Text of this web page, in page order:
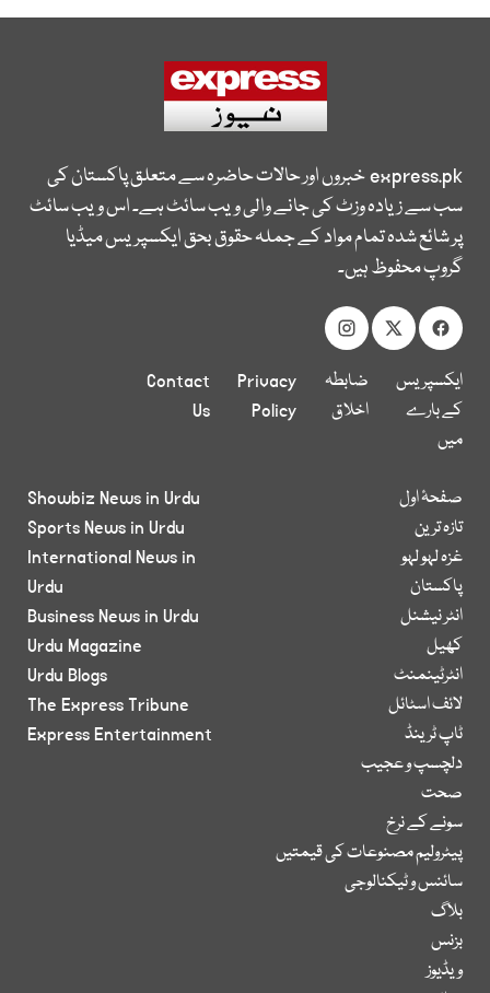
express.pkخبروں اور حالات حاضرہ سے متعلق پاکستان کی
سب سے زیادہ وزٹ کی جانے والی ویب سائٹ ہے۔ اس ویب سائٹ
پر شائع شدہ تمام مواد کے جملہ حقوق بحق ایکسپریس میڈیا
گروپ محفوظ ہیں۔
ایکسپریس
کے بارے
میں
ضابطہ
اخلاق
Privacy
Policy
Contact
Us
صفحۂ اول
تازہ ترین
غزہ لہو لہو
پاکستان
انٹر نیشنل
کھیل
انٹرٹینمنٹ
لائف اسٹائل
ٹاپ ٹرینڈ
دلچسپ و عجیب
صحت
سونے کے نرخ
پیٹرولیم مصنوعات کی قیمتیں
سائنس و ٹیکنالوجی
بلاگ
بزنس
ویڈیوز
Showbiz News in Urdu
Sports News in Urdu
International News in
Urdu
Business News in Urdu
Urdu Magazine
Urdu Blogs
The Express Tribune
Express Entertainment